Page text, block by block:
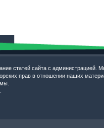
статей сайта с администрацией.
прав в отношении наших